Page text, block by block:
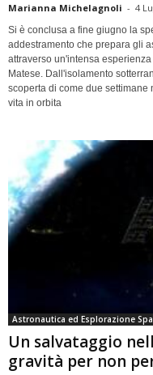
Marianna Michelagnoli - 4
Si è conclusa a fine giugno la
addestramento che prepara gli
attraverso un'intensa
Matese. Dall'isolamento
scoperta di come due
vita in orbita
Astronautica ed Esplorazione
Un salvataggio
gravità per non